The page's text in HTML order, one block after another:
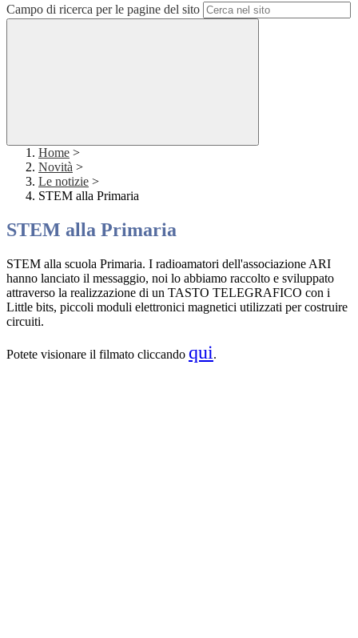
Campo di ricerca per le pagine del sito
Home >
Novità >
Le notizie >
STEM alla Primaria
STEM alla Primaria
STEM alla scuola Primaria. I radioamatori dell'associazione ARI
hanno lanciato il messaggio, noi lo abbiamo raccolto e sviluppato
attraverso la realizzazione di un TASTO TELEGRAFICO con i
Little bits, piccoli moduli elettronici magnetici utilizzati per costruire
circuiti.
Potete visionare il filmato cliccando qui.